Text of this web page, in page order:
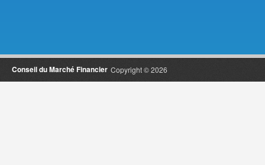
Copyright © 2026
Conseil du Marché Financier